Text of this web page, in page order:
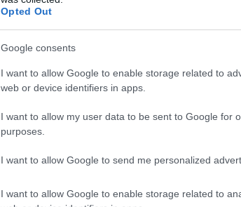
Opted Out
Google consents
I want to allow Google to enable storage related to
web or device identifiers in apps.
I want to allow my user data to be sent to Google for
purposes.
I want to allow Google to send me personalized
I want to allow Google to enable storage related to
ZOBACZ WIĘCEJ (17)
26